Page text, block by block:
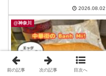
2026.08.02
@神奈川
前の記事 次の記事 目次へ